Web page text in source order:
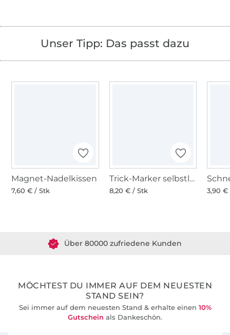
Unser Tipp: Das passt dazu
Magnet-Nadelkissen
7,60 € / Stk
Trick-Marker selbstlöschend extrafein
8,20 € / Stk 3,90 €
MÖCHTEST DU IMMER AUF DEM NEUESTEN
STAND SEIN?
Sei immer auf dem neuesten Stand & erhalte einen 10%
Gutschein als Dankeschön.